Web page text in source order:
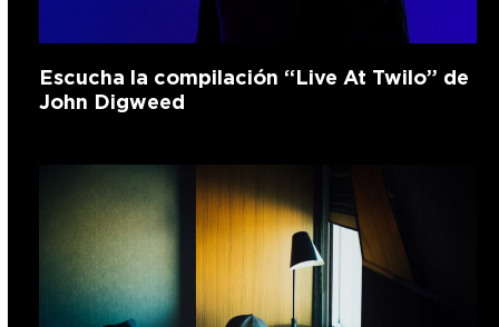
Escucha la compilación “Live At Twilo” de
John Digweed